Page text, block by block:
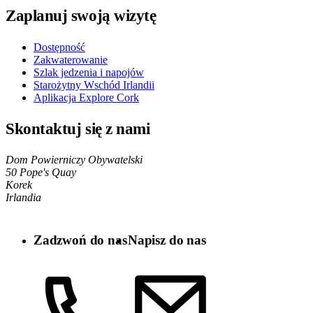
Zaplanuj swoją wizytę
Dostępność
Zakwaterowanie
Szlak jedzenia i napojów
Starożytny Wschód Irlandii
Aplikacja Explore Cork
Skontaktuj się z nami
Dom Powierniczy Obywatelski
50 Pope's Quay
Korek
Irlandia
Zadzwoń do nasNapisz do nas